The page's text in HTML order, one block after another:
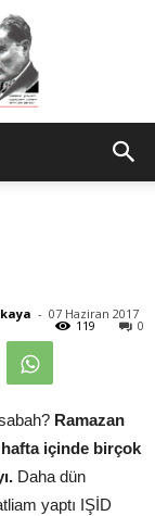
- 07 Haziran 2017
0
119
Ramazan
içinde birçok
Daha dün
yaptı IŞİD